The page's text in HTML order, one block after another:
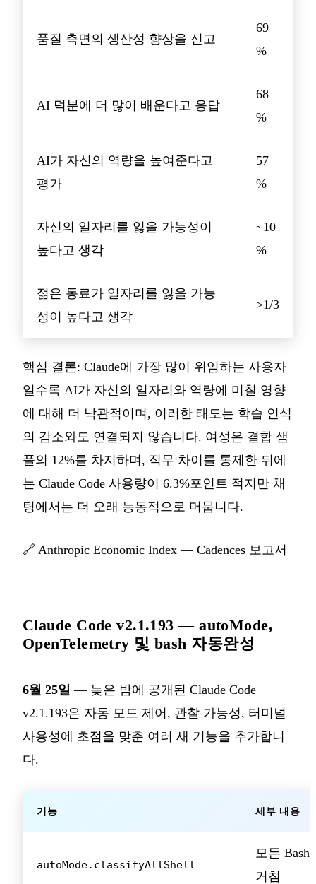
품질 측면의 생산성 향상을 신고
69
%
AI 덕분에 더 많이 배운다고 응답
68
%
AI가 자신의 역량을 높여준다고
평가
57
%
자신의 일자리를 잃을 가능성이
높다고 생각
~10
%
젊은 동료가 일자리를 잃을 가능
성이 높다고 생각
>1/3
핵심 결론: Claude에 가장 많이 위임하는 사용자
일수록 AI가 자신의 일자리와 역량에 미칠 영향
에 대해 더 낙관적이며, 이러한 태도는 학습 인식
의 감소와도 연결되지 않습니다. 여성은 결합 샘
플의 12%를 차지하며, 직무 차이를 통제한 뒤에
는 Claude Code 사용량이 6.3%포인트 적지만 채
팅에서는 더 오래 능동적으로 머뭅니다.
🔗 Anthropic Economic Index — Cadences 보고서
Claude Code v2.1.193 — autoMode,
OpenTelemetry 및 bash 자동완성
6월 25일 — 늦은 밤에 공개된 Claude Code
v2.1.193은 자동 모드 제어, 관찰 가능성, 터미널
사용성에 초점을 맞춘 여러 새 기능을 추가합니
다.
기능 세부 내용
autoMode.classifyAllShell
모든
거침